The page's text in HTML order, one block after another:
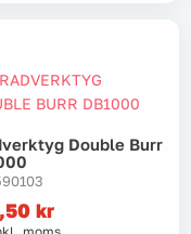
Double Burr
kr